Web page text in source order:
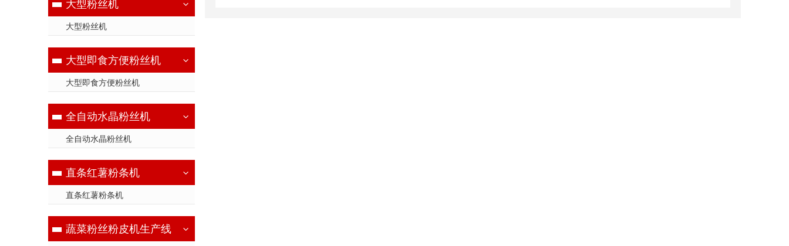
大型粉丝机
大型粉丝机
大型即食方便粉丝机
大型即食方便粉丝机
全自动水晶粉丝机
全自动水晶粉丝机
直条红薯粉条机
直条红薯粉条机
蔬菜粉丝粉皮机生产线